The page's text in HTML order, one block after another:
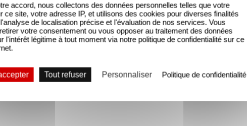
accord, nous collectons des données personnelles telles que votre
ce site, votre adresse IP, et utilisons des cookies pour diverses finalités
de localisation précise et l'évaluation de nos services. Vous
votre consentement ou vous opposer au traitement des données
l'intérêt légitime à tout moment via notre politique de confidentialité sur ce
Tout refuser Personnaliser Politique de confidentialité